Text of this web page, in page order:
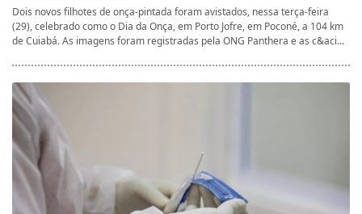
Dois novos filhotes de onça-pintada foram avistados, nessa terça-feira
(29), celebrado como o Dia da Onça, em Porto Jofre, em Poconé, a 104 km
de Cuiabá. As imagens foram registradas pela ONG Panthera e as c&aci...